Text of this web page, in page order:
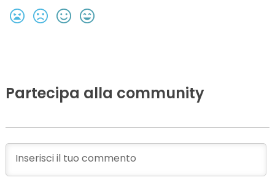
Partecipa alla community